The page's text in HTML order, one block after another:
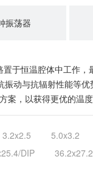
振荡器
于恒温腔体中工作
动与抗辐射性能等
案，以获得更优的温
3.2x2.5
5.0x3.2
DIP